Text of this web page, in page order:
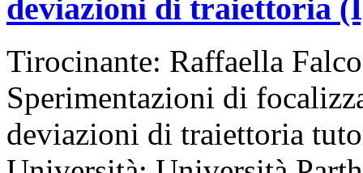
deviazioni di traiettoria
Tirocinante: Raffaella
Sperimentazioni di
deviazioni di traiettoria